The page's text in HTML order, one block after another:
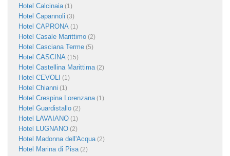
Hotel Calcinaia(1)
Hotel Capannoli (3)
Hotel CAPRONA (1)
Hotel Casale Marittimo (2)
Hotel Casciana Terme (5)
Hotel CASCINA (15)
Hotel Castellina Marittima(2)
Hotel CEVOLI (1)
Hotel Chianni (1)
Hotel Crespina Lorenzana(1)
Hotel Guardistallo (2)
Hotel LAVAIANO (1)
Hotel LUGNANO (2)
Hotel Madonna dell'Acqua(2)
Hotel Marina di Pisa(2)